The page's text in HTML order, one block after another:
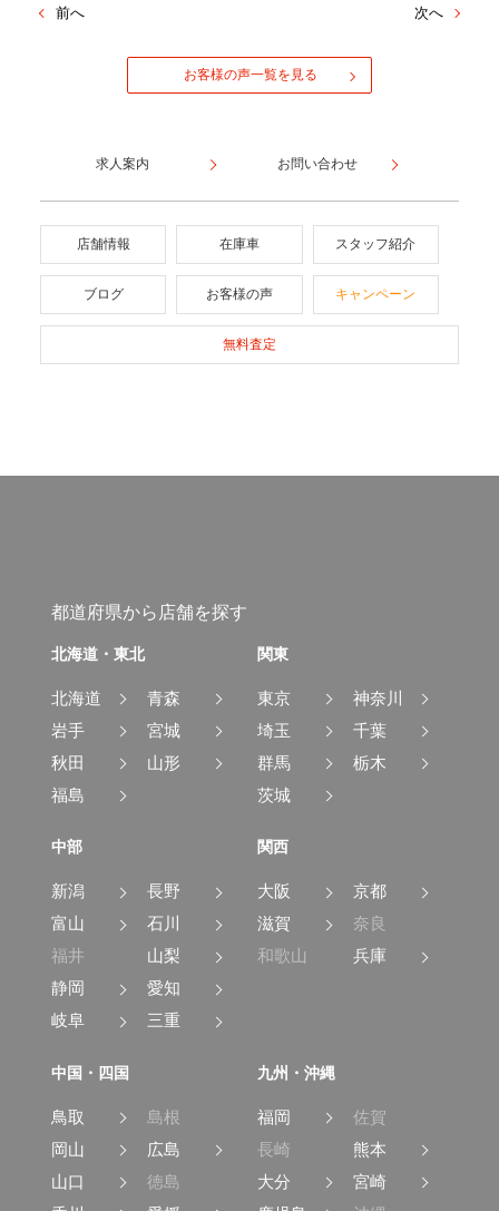
前へ 次へ
お客様の声一覧を見る
求人案内 お問い合わせ
店舗情報 在庫車 スタッフ紹介
ブログ お客様の声 キャンペーン
無料査定
都道府県から店舗を探す
北海道・東北
北海道
青森
岩手
宮城
秋田
山形
福島
関東
東京
神奈川
埼玉
千葉
群馬
栃木
茨城
中部
新潟
長野
富山
石川
福井
山梨
静岡
愛知
岐阜
三重
関西
大阪
京都
滋賀
奈良
和歌山
兵庫
中国・四国
鳥取
島根
岡山
広島
山口
徳島
九州・沖縄
福岡
佐賀
長崎
熊本
大分
宮崎